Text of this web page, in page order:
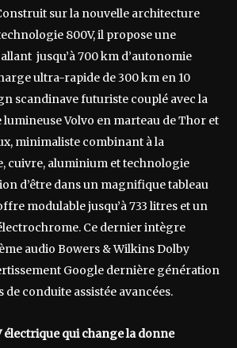
sur la nouvelle architecture
800V, il propose une
jusqu’à 700 km d’autonomie
ultra-rapide de 300 km en 10
scandinave futuriste couplé avec la
Volvo en marteau de Thor et
minimaliste combinant à la
cuivre, aluminium et technologie
d’être dans un magnifique tableau
modulable jusqu’à 733 litres et un
Ce dernier intègre
audio Bowers & Wilkins Dolby
Google dernière génération
de conduite assistée avancées.
électrique qui change la donne